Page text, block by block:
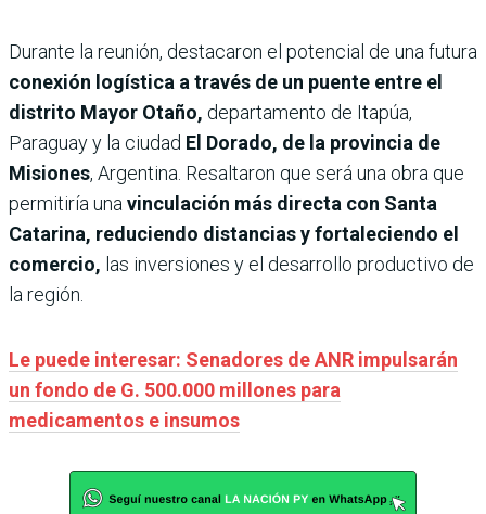
Durante la reunión, destacaron el potencial de una futura
conexión logística a través de un puente entre el
distrito Mayor Otaño, departamento de Itapúa,
Paraguay y la ciudad El Dorado, de la provincia de
Misiones, Argentina. Resaltaron que será una obra que
permitiría una vinculación más directa con Santa
Catarina, reduciendo distancias y fortaleciendo el
comercio, las inversiones y el desarrollo productivo de
la región.
Le puede interesar: Senadores de ANR impulsarán
un fondo de G. 500.000 millones para
medicamentos e insumos